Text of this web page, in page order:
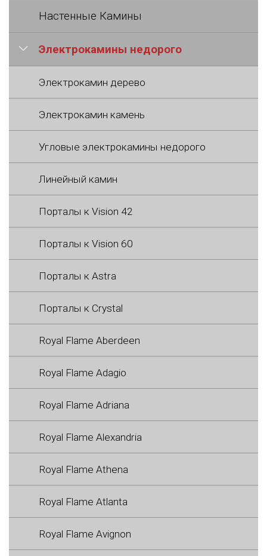
Настенные Камины
Электрокамины недорого
Электрокамин дерево
Электрокамин камень
Угловые электрокамины недорого
Линейный камин
Порталы к Vision 42
Порталы к Vision 60
Порталы к Astra
Порталы к Crystal
Royal Flame Aberdeen
Royal Flame Adagio
Royal Flame Adriana
Royal Flame Alexandria
Royal Flame Athena
Royal Flame Atlanta
Royal Flame Avignon